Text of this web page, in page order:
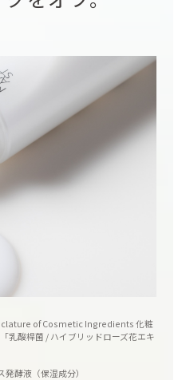
of Cosmetic Ingredients 化粧
乳酸桿菌 / ハイブリッドローズ花エキ
酵液（保湿成分）